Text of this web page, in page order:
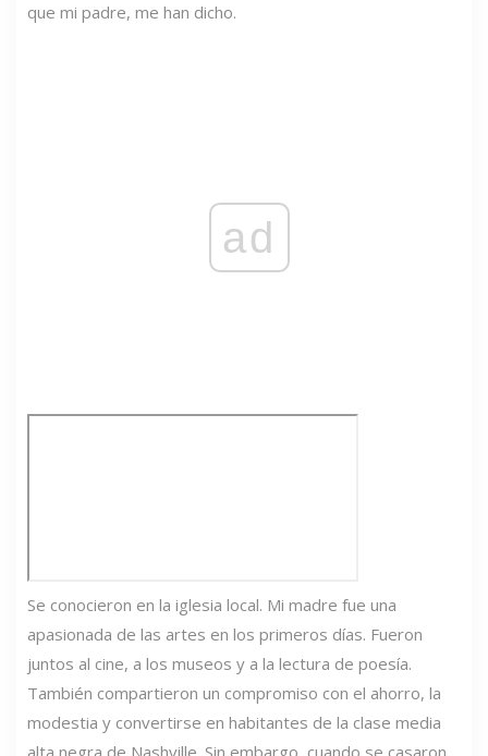
que mi padre, me han dicho.
ad
Se conocieron en la iglesia local. Mi madre fue una
apasionada de las artes en los primeros días. Fueron
juntos al cine, a los museos y a la lectura de poesía.
También compartieron un compromiso con el ahorro, la
modestia y convertirse en habitantes de la clase media